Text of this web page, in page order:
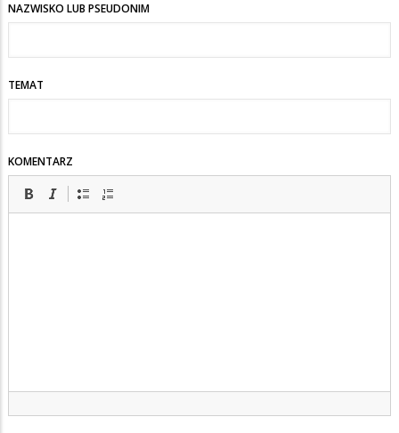
NAZWISKO LUB PSEUDONIM
TEMAT
KOMENTARZ